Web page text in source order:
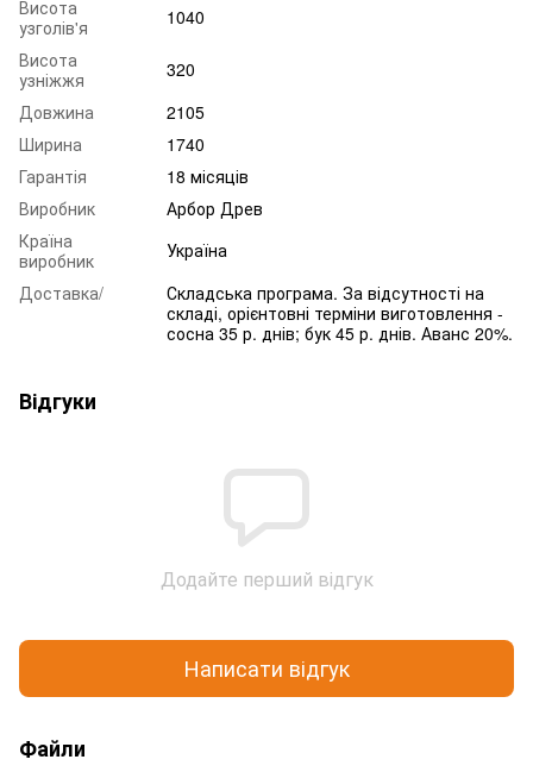
Висота
узголів'я
1040
Висота
узніжжя
320
Довжина
2105
Ширина
1740
Гарантія
18 місяців
Виробник
Арбор Древ
Країна
виробник
Україна
Доставка/
Складська програма. За відсутності на
складі, орієнтовні терміни виготовлення -
сосна 35 р. днів; бук 45 р. днів. Аванс 20%.
Відгуки
Додайте перший відгук
Написати відгук
Файли